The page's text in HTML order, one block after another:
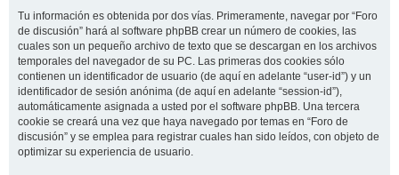
Tu información es obtenida por dos vías. Primeramente, navegar por “Foro
de discusión” hará al software phpBB crear un número de cookies, las
cuales son un pequeño archivo de texto que se descargan en los archivos
temporales del navegador de su PC. Las primeras dos cookies sólo
contienen un identificador de usuario (de aquí en adelante “user-id”) y un
identificador de sesión anónima (de aquí en adelante “session-id”),
automáticamente asignada a usted por el software phpBB. Una tercera
cookie se creará una vez que haya navegado por temas en “Foro de
discusión” y se emplea para registrar cuales han sido leídos, con objeto de
optimizar su experiencia de usuario.